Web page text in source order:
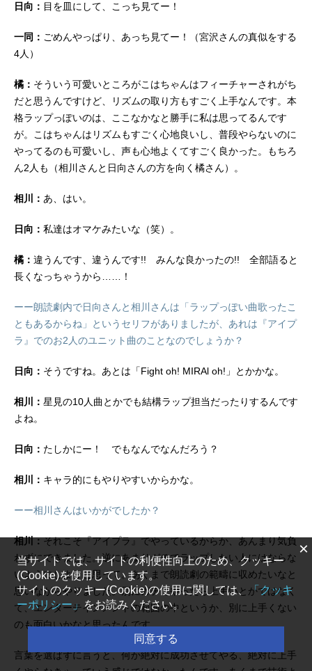
日向： 目を皿にして、こっち見てー！
一同： ごめんやっぱり、あっち見てー！（宮沢さんの真似をする
4人）
橘： そういう可愛いところがこはちゃんはフィーチャーされがち
だと思うんですけど、リズムの取り方もすごく上手なんです。本
格ラップっぽいのは、ここなかなと勝手に私は思ってるんです
が。こはちゃんはリズムもすごく心地良いし、普段やらないのに
やってるのも可愛いし、声も心地よくてすごく良かった。もちろ
ん2人も（相川さんと日向さんの方を向く橘さん）。
相川： あ、はい。
日向： 私達はオマケみたいな（笑）。
橘： 違うんです、違うんです!! みんな良かったの!! 全部語ると
長くなっちゃうから……！
ーー朗読劇内で日向さんと相川さんは「ラップっぽい曲歌ったこ
ともあるからね」というセリフがありましたが、あれは『アイプ
ラ』でのお2人のユニット曲のことなのでしょうか？
日向： そうですね。あとは「Fight oh! MIRAl oh!」とかかな。
相川： 星見の10人曲とかでも結構ラップ担当だったりするんです
よね。
日向： たしかにー！ でもなんでなんだろう？
相川： キャラ的にもやりやすいからかな。
ーー相川さんはいかがでしたか？
相川：それこそ『アイプラ』でやっているからか、あんまり気負
わずにできました。逆にあまりガチでラップしたい人にはならな
いようにしようと思って。あくまで朗読劇の範疇に収めたいなと
思いながらやりました。別にガチでやったら上手いとかではなく
て、エンターテインメントの範囲の中というか、別に上手くない
のも面白いかなと思ったんです。
言葉を選ばずに言うと、何か絶対に成功させてやる、絶対に上手
×
当サイトでは、サイトの利便性向上のため、クッキー
(Cookie)を使用しています。
サイトのクッキー(Cookie)の使用に関しては、 「クッキ
ーポリシー」 をお読みください。
同意する